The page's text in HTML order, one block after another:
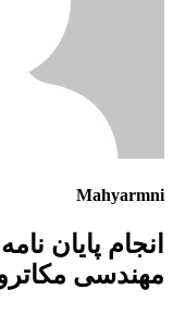
Mahyarmni
انجام پایان
مهندسی